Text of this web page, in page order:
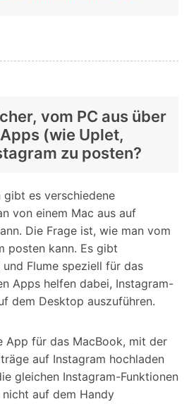
vom PC aus über
(wie Uplet,
zu posten?
es verschiedene
von einem Mac aus auf
Die Frage ist, wie man vom
posten kann. Es gibt
Flume speziell für das
Apps helfen dabei, Instagram-
dem Desktop auszuführen.
App für das MacBook, mit der
auf Instagram hochladen
gleichen Instagram-Funktionen
auf dem Handy